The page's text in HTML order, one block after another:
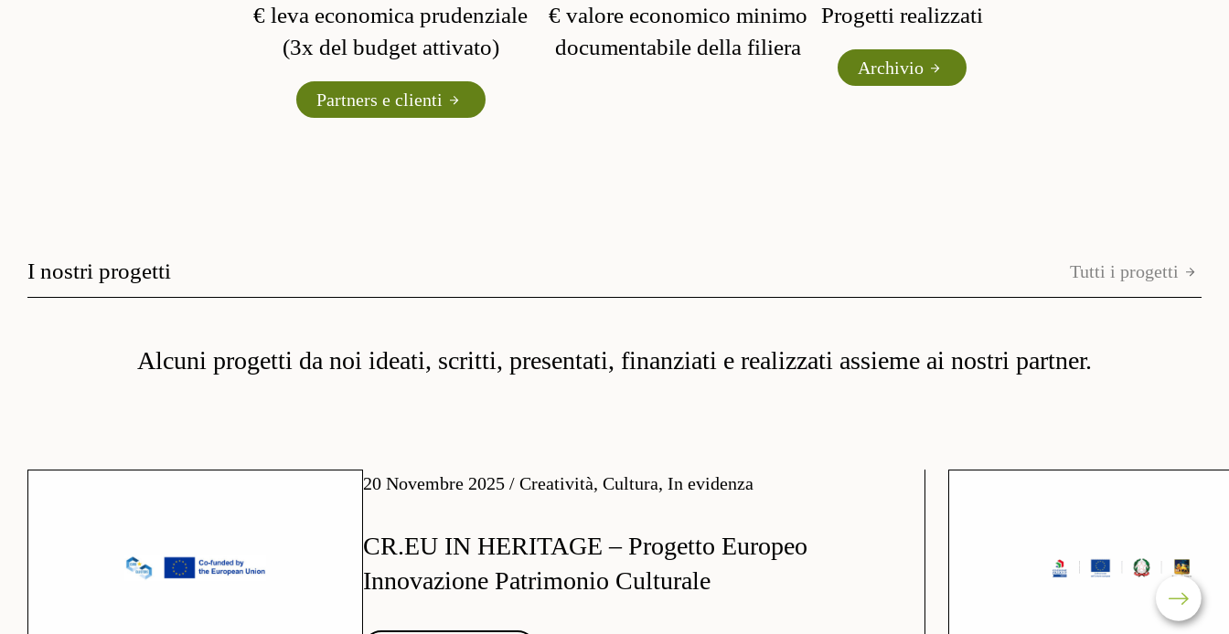
€ leva economica prudenziale
(3x del budget attivato)
Partners e clienti
€ valore economico minimo
documentabile della filiera
Progetti realizzati
Archivio
I nostri progetti Tutti i progetti
Alcuni progetti da noi ideati, scritti, presentati, finanziati e realizzati assieme ai nostri partner.
20 Novembre 2025/ Creatività, Cultura, In evidenza
CR.EU IN HERITAGE – Progetto Europeo
Innovazione Patrimonio Culturale